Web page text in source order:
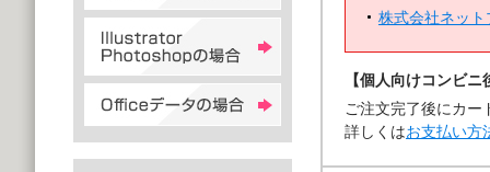
株式会社ネッ
【個人向けコンビニ
ご注文完了後にカー
詳しくはお支払い方